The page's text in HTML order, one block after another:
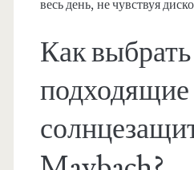
весь день, не чувствуя
Как выбрать
подходящие